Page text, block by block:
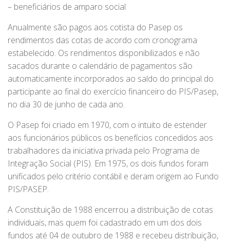
– beneficiários de amparo social
Anualmente são pagos aos cotista do Pasep os
rendimentos das cotas de acordo com cronograma
estabelecido. Os rendimentos disponibilizados e não
sacados durante o calendário de pagamentos são
automaticamente incorporados ao saldo do principal do
participante ao final do exercício financeiro do PIS/Pasep,
no dia 30 de junho de cada ano.
O Pasep foi criado em 1970, com o intuito de estender
aos funcionários públicos os benefícios concedidos aos
trabalhadores da iniciativa privada pelo Programa de
Integração Social (PIS). Em 1975, os dois fundos foram
unificados pelo critério contábil e deram origem ao Fundo
PIS/PASEP.
A Constituição de 1988 encerrou a distribuição de cotas
individuais, mas quem foi cadastrado em um dos dois
fundos até 04 de outubro de 1988 e recebeu distribuição,